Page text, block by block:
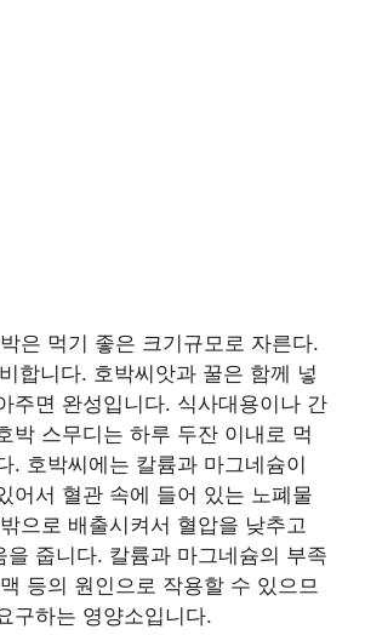
은 먹기 좋은 크기규모로 자른다.
합니다. 호박씨앗과 꿀은 함께 넣
주면 완성입니다. 식사대용이나 간
박 스무디는 하루 두잔 이내로 먹
. 호박씨에는 칼륨과 마그네슘이
어서 혈관 속에 들어 있는 노폐물
으로 배출시켜서 혈압을 낮추고
을 줍니다. 칼륨과 마그네슘의 부족
등의 원인으로 작용할 수 있으므
구하는 영양소입니다.